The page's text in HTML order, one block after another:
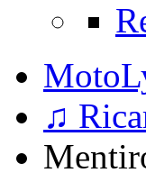
♫